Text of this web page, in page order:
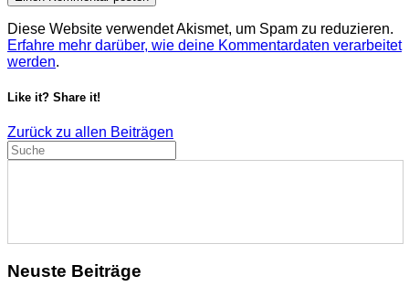
Diese Website verwendet Akismet, um Spam zu reduzieren.
Erfahre mehr darüber, wie deine Kommentardaten verarbeitet
werden.
Like it? Share it!
Zurück zu allen Beiträgen
Neuste Beiträge